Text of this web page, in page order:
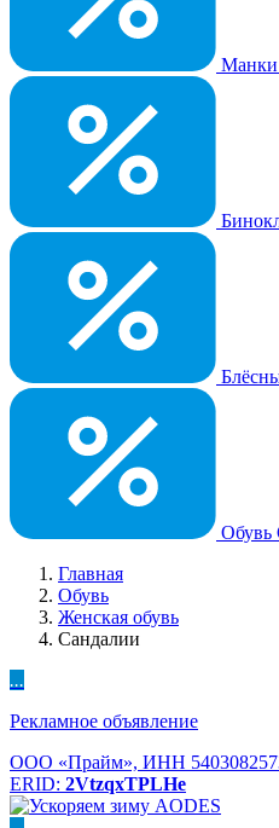
Манки
Обувь
Главная
Обувь
Женская обувь
Сандалии
...
Рекламное объявление
ООО «Прайм», ИНН
ERID: 2VtzqxTPLHe